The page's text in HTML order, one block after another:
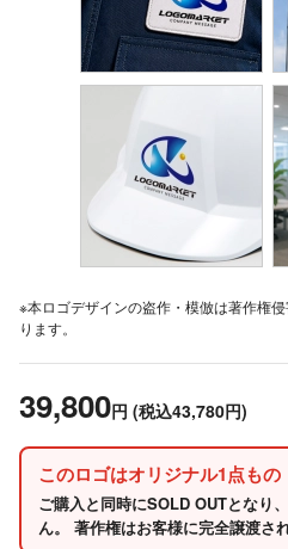
※本ロゴデザインの盗作・模倣は著作権
ります。
39,800円 (税込43,780円)
このロゴはオリジナル1点もの
ご購入と同時にSOLD OUTとなり
ん。 著作権はお客様に完全譲渡さ